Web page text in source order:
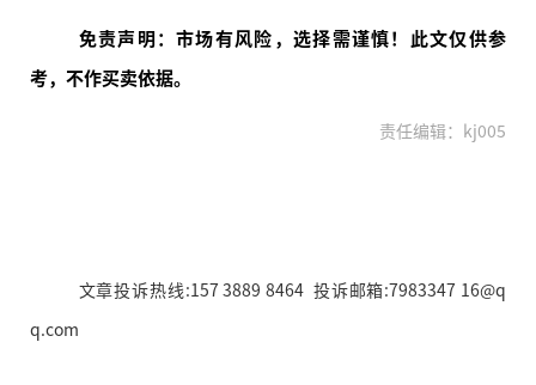
免责声明：市场有风险，选择需谨慎！此文仅供参
考，不作买卖依据。
责任编辑：kj005
文章投诉热线:157 3889 8464 投诉邮箱:7983347 16@q
q.com